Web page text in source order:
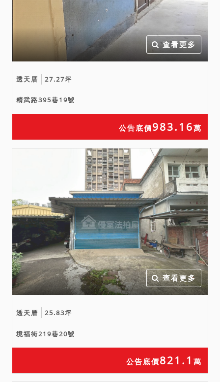
查看更多
透天厝 27.27坪
精武路395巷19號
公告底價983.16萬
查看更多
透天厝 25.83坪
境福街219巷20號
公告底價821.1 萬